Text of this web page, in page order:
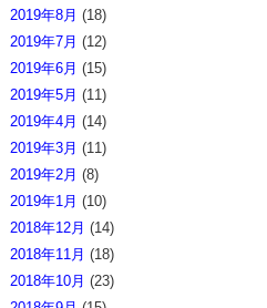
2019年8月 (18)
2019年7月 (12)
2019年6月 (15)
2019年5月 (11)
2019年4月 (14)
2019年3月 (11)
2019年2月 (8)
2019年1月 (10)
2018年12月 (14)
2018年11月 (18)
2018年10月 (23)